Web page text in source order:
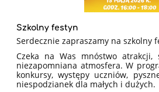
Szkolny festyn
Serdecznie zapraszamy na szkolny
Czeka na Was mnóstwo atrakcji,
niezapomniana atmosfera. W
konkursy, występy uczniów,
niespodzianek dla małych i dużych.